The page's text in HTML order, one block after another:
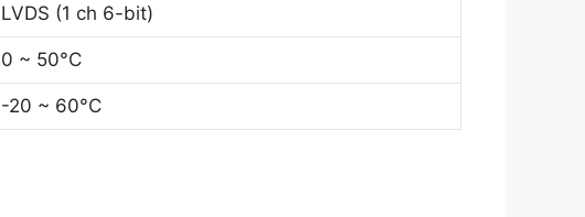
LVDS (1 ch 6-bit)
0 ~ 50°C
-20 ~ 60°C